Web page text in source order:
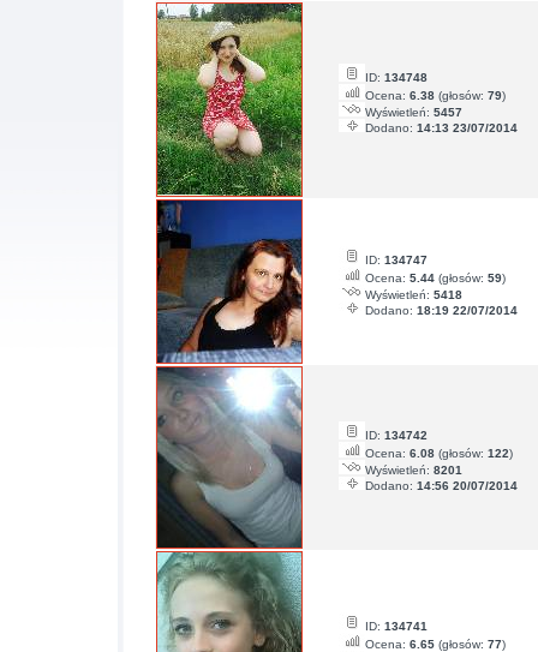
ID: 134748
Ocena: 6.38 (głosów: 79)
Wyświetleń: 5457
Dodano: 14:13 23/07/2014
ID: 134747
Ocena: 5.44 (głosów: 59)
Wyświetleń: 5418
Dodano: 18:19 22/07/2014
ID: 134742
Ocena: 6.08 (głosów: 122)
Wyświetleń: 8201
Dodano: 14:56 20/07/2014
ID: 134741
Ocena: 6.65 (głosów: 77)